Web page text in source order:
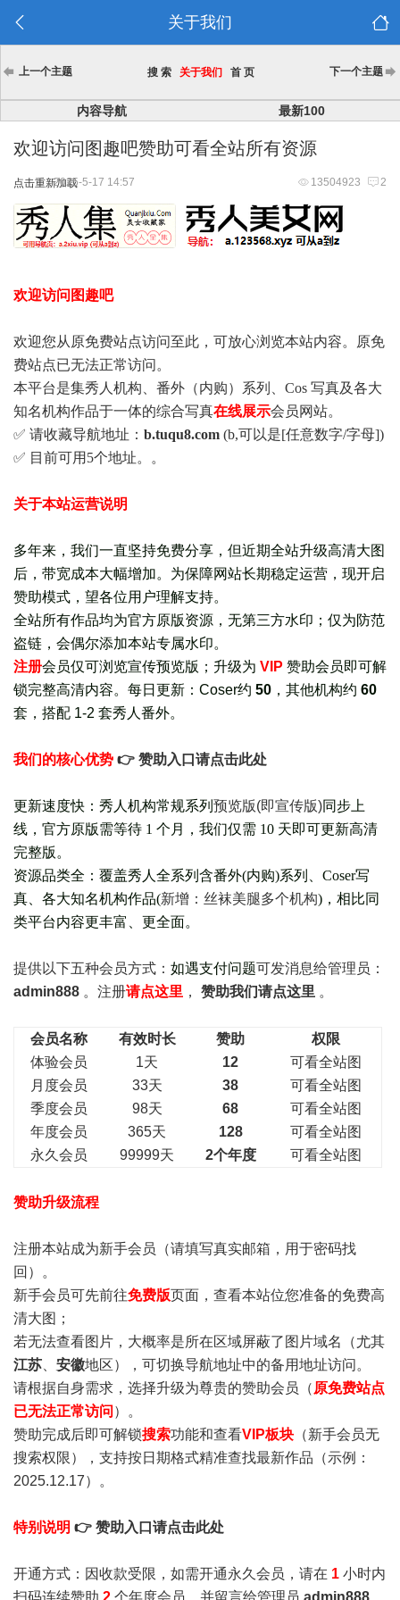
关于我们
上一个主题 搜 索 关于我们 首 页 下一个主题
内容导航 最新100
欢迎访问图趣吧赞助可看全站所有资源
点击重新加载 13504923 2
2025-5-17 14:57
欢迎访问图趣吧
欢迎您从原免费站点访问至此，可放心浏览本站内容。原免
费站点已无法正常访问。
本平台是集秀人机构、番外（内购）系列、Cos 写真及各大
知名机构作品于一体的综合写真在线展示会员网站。
✅ 请收藏导航地址： b.tuqu8.com (b,可以是[任意数字/字母])
✅ 目前可用5个地址。。
关于本站运营说明
多年来，我们一直坚持免费分享，但近期全站升级高清大图
后，带宽成本大幅增加。为保障网站长期稳定运营，现开启
赞助模式，望各位用户理解支持。
全站所有作品均为官方原版资源，无第三方水印；仅为防范
盗链，会偶尔添加本站专属水印。
注册会员仅可浏览宣传预览版 ； 升级为 VIP 赞助会员即可解
锁完整高清内容。每日更新： Coser约 50 ，其他机构约 60
套， 搭配 1-2 套秀人番外。
我们的核心优势 👉 赞助入口请点击此处
更新速度快：秀人机构常规系列 预览版(即宣传版)同步上
线，官方原版需等待 1 个月，我们仅需 10 天即可更新高清
完整版。
资源品类全：覆盖秀人全系列含番外(内购)系列、Coser写
真、各大知名机构作品(新增：丝袜美腿多个机构)，相比同
类平台内容更丰富、更全面。
提供以下五种会员方式： 如遇支付问题可发消息给管理员：
admin888 。注册请点这里 ， 赞助我们请点这里 。
会员名称 有效时长 赞助
权限
体验会员
1天 12
可看全站图
月度会员
33天 38
可看全站图
季度会员
98天 68
可看全站图
年度会员
365天 128
可看全站图
永久会员
99999天 2个年度 可看全站图
赞助升级流程
注册本站成为新手会员 （请填写真实邮箱，用于密码找
回）。
新手会员可先前往免费版页面，查看本站位您准备的免费高
清大图；
若无法查看图片，大概率是所在区域屏蔽了图片域名（尤其
江苏
安徽地区），可切换导航地址中的备用地址访问。
请根据自身需求，选择升级为尊贵的赞助会员（ 原免费站点
已无法正常访问 ）。
赞助完成后即可解锁搜索功能和查看VIP板块 （新手会员无
搜索权限），支持按日期格式精准查找最新作品（示例：
2025.12.17）。
特别说明 👉 赞助入口请点击此处
开通方式：因收款受限，如需开通永久会员，请在 1 小时内
扫码连续赞助 2 个年度会员，并留言给管理员 admin888